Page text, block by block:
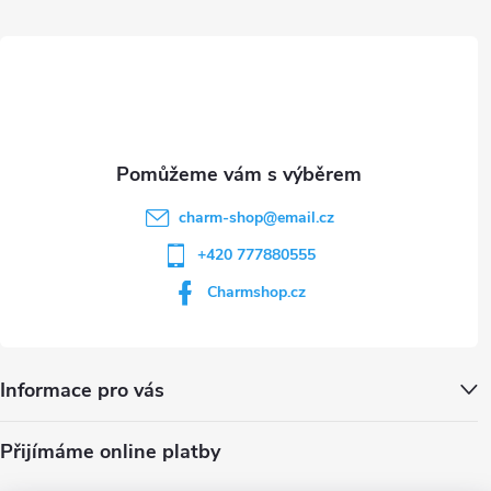
charm-shop@email.cz
+420 777880555
Charmshop.cz
Informace pro vás
Přijímáme online platby